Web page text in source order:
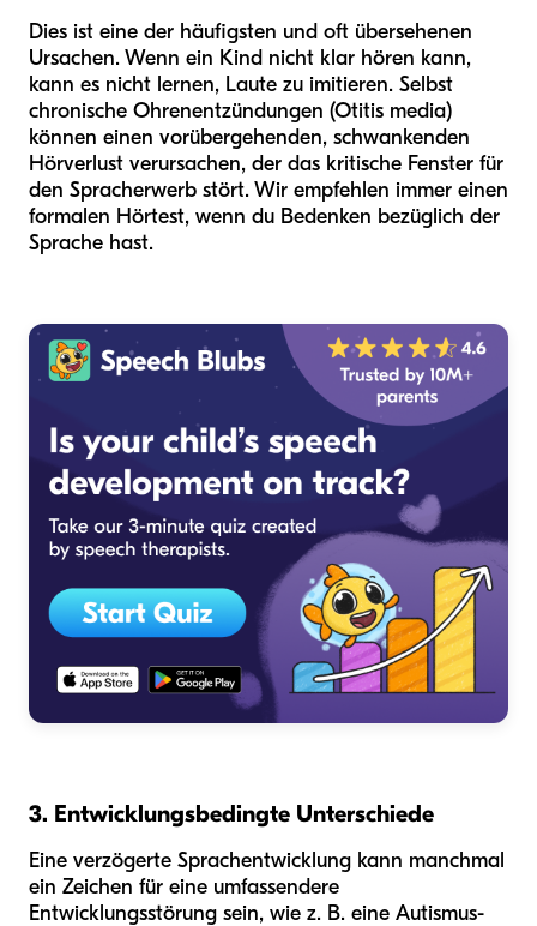
Dies ist eine der häufigsten und oft übersehenen
Ursachen. Wenn ein Kind nicht klar hören kann,
kann es nicht lernen, Laute zu imitieren. Selbst
chronische Ohrenentzündungen (Otitis media)
können einen vorübergehenden, schwankenden
Hörverlust verursachen, der das kritische Fenster für
den Spracherwerb stört. Wir empfehlen immer einen
formalen Hörtest, wenn du Bedenken bezüglich der
Sprache hast.
3. Entwicklungsbedingte Unterschiede
Eine verzögerte Sprachentwicklung kann manchmal
ein Zeichen für eine umfassendere
Entwicklungsstörung sein, wie z. B. eine Autismus-